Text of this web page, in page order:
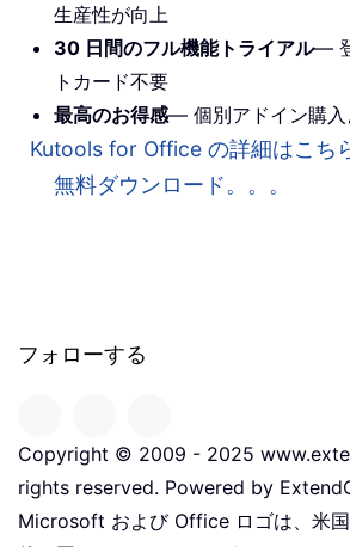
生産性が向上
30 日間のフル機能トライアル—
トカード不要
最高のお得感— 個別アドイン購入
Kutools for Office の詳細はこち
無料ダウンロード。。。
フォローする
Copyright © 2009 - 2025
rights reserved. Powered by
Microsoft および Office ロゴは、米